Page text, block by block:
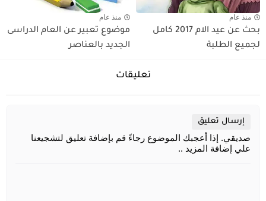
منذ عام
بحث عن عيد الام 2017 كامل
لجميع الطلبة
منذ عام
موضوع تعبير عن العام الدراسى
الجديد بالعناصر
تعليقات
إرسال تعليق
صديقي. إذا أعجبك الموضوع رجاءً قم بإضافة تعليق لتشجيعنا
علي إضافة المزيد ..